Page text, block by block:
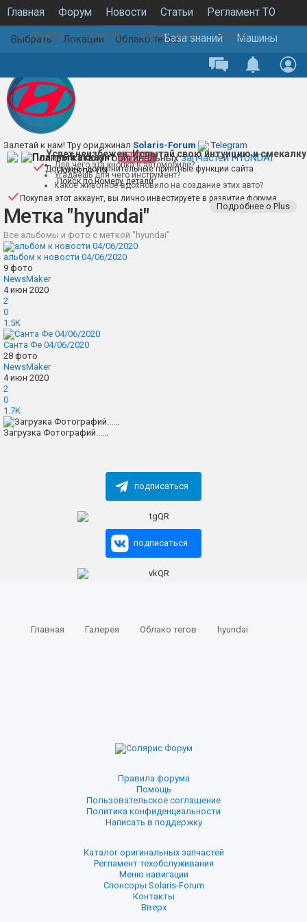
Главная Форум Новости Статьи Регламент ТО
Каталог запчастей Галерея
Выбрать Локации Облако теговБаза знаний Машины
Главная Галерея Облако тегов hyundai
Залетай к нам! Тру ориджинал Solaris-Forum Telegram
Полный каталог оригинальныхзапчастей HYUNDAI
Поиск по VIN
Поиск по номеру детали
Успех неизбежен. Испытай свою интуицию и смекалку
Для чего эта кнопка в автомобиле?
Угадаешь для чего инструмент?
Какое животное вдохновило на создание этих авто?
Платный аккаунт PLUS
Доступны дополнительные приятные функции сайта
Покупая этот аккаунт, вы лично инвестируете в развитие форума
Подробнее о Plus
Метка "hyundai"
Все альбомы и фото с меткой "hyundai"
альбом к новости 04/06/2020
9 фото
NewsMaker
4 июн 2020
2
0
1.5K
Санта Фе 04/06/2020
28 фото
NewsMaker
4 июн 2020
2
0
1.7K
Загрузка Фотографий......
подписаться
подписаться
Главная Галерея Облако тегов hyundai
Правила форума
Помощь
Пользовательское соглашение
Политика конфиденциальности
Написать в поддержку
Каталог оригинальных запчастей
Регламент техобслуживания
Меню навигации
Спонсоры Solaris-Forum
Контакты
Вверх